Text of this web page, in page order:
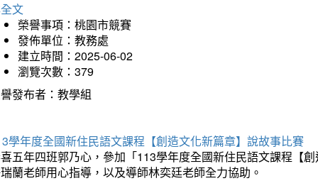
文
榮譽事項：桃園市競賽
發佈單位：教務處
建立時間：2025-06-02
瀏覽次數：379
發布者：教學組
學年度全國新住民語文課程【創造文化新篇章】說故事比賽
五年四班郭乃心，參加「113學年度全國新住民語文課程【
蘭老師用心指導，以及導師林奕廷老師全力協助。